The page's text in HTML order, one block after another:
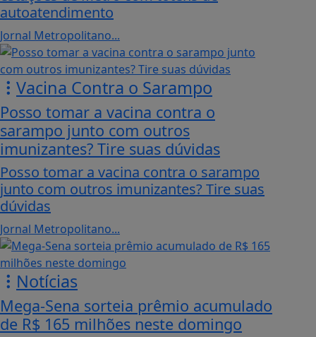
autoatendimento
Jornal Metropolitano...
Vacina Contra o Sarampo
Posso tomar a vacina contra o
sarampo junto com outros
imunizantes? Tire suas dúvidas
Posso tomar a vacina contra o sarampo
junto com outros imunizantes? Tire suas
dúvidas
Jornal Metropolitano...
Notícias
Mega-Sena sorteia prêmio acumulado
de R$ 165 milhões neste domingo